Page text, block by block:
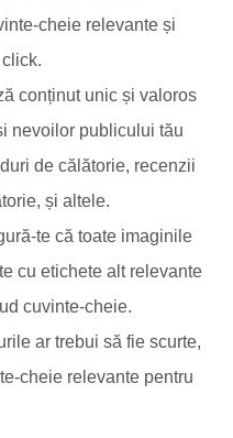
cheie relevante și
conținut unic și valoros
nevoilor publicului tău
de călătorie, recenzii
și altele.
te că toate imaginile
cu etichete alt relevante
cuvinte-cheie.
ar trebui să fie scurte,
cheie relevante pentru